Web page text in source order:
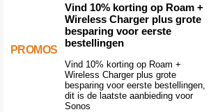
PROMOS
Vind 10% korting op Roam +
Wireless Charger plus grote
besparing voor eerste
bestellingen
Vind 10% korting op Roam +
Wireless Charger plus grote
besparing voor eerste bestellingen,
dit is de laatste aanbieding voor
Sonos